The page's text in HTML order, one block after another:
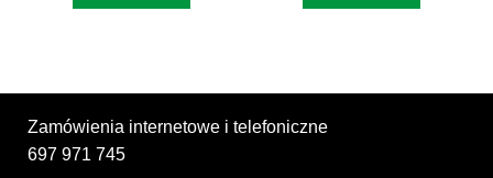
Zamówienia internetowe i telefoniczne
697 971 745